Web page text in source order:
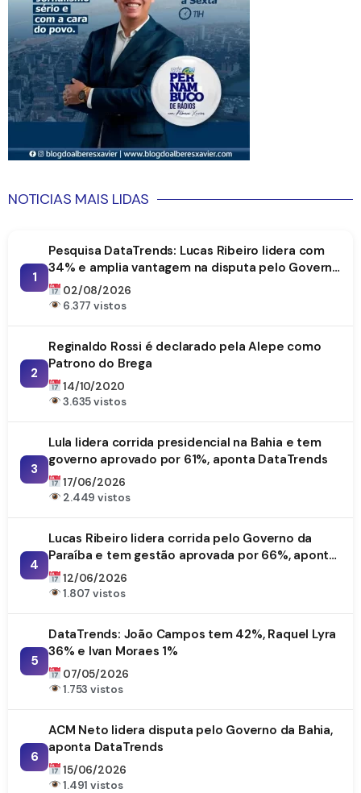
NOTICIAS MAIS LIDAS
1
Pesquisa DataTrends: Lucas Ribeiro lidera com
34% e amplia vantagem na disputa pelo Governo
da Paraíba
02/08/2026
6.377 vistos
2
Reginaldo Rossi é declarado pela Alepe como
Patrono do Brega
14/10/2020
3.635 vistos
3
Lula lidera corrida presidencial na Bahia e tem
governo aprovado por 61%, aponta DataTrends
17/06/2026
2.449 vistos
4
Lucas Ribeiro lidera corrida pelo Governo da
Paraíba e tem gestão aprovada por 66%, aponta
DataTrends
12/06/2026
1.807 vistos
5
DataTrends: João Campos tem 42%, Raquel Lyra
36% e Ivan Moraes 1%
07/05/2026
1.753 vistos
6
ACM Neto lidera disputa pelo Governo da Bahia,
aponta DataTrends
15/06/2026
1.491 vistos